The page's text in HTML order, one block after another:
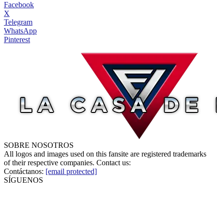
Facebook
X
Telegram
WhatsApp
Pinterest
SOBRE NOSOTROS
All logos and images used on this fansite are registered trademarks
of their respective companies. Contact us:
Contáctanos: [email protected]
SÍGUENOS